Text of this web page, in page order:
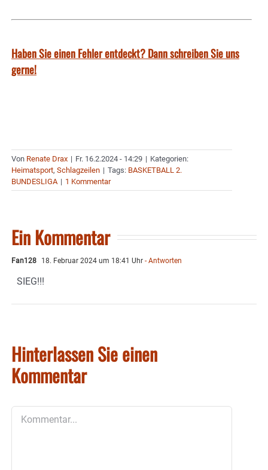
Haben Sie einen Fehler entdeckt? Dann schreiben Sie uns
gerne!
Von Renate Drax | Fr. 16.2.2024 - 14:29 | Kategorien:
Heimatsport, Schlagzeilen | Tags: BASKETBALL 2.
BUNDESLIGA | 1 Kommentar
Ein Kommentar
Fan128 18. Februar 2024 um 18:41 Uhr - Antworten
SIEG!!!
Hinterlassen Sie einen
Kommentar